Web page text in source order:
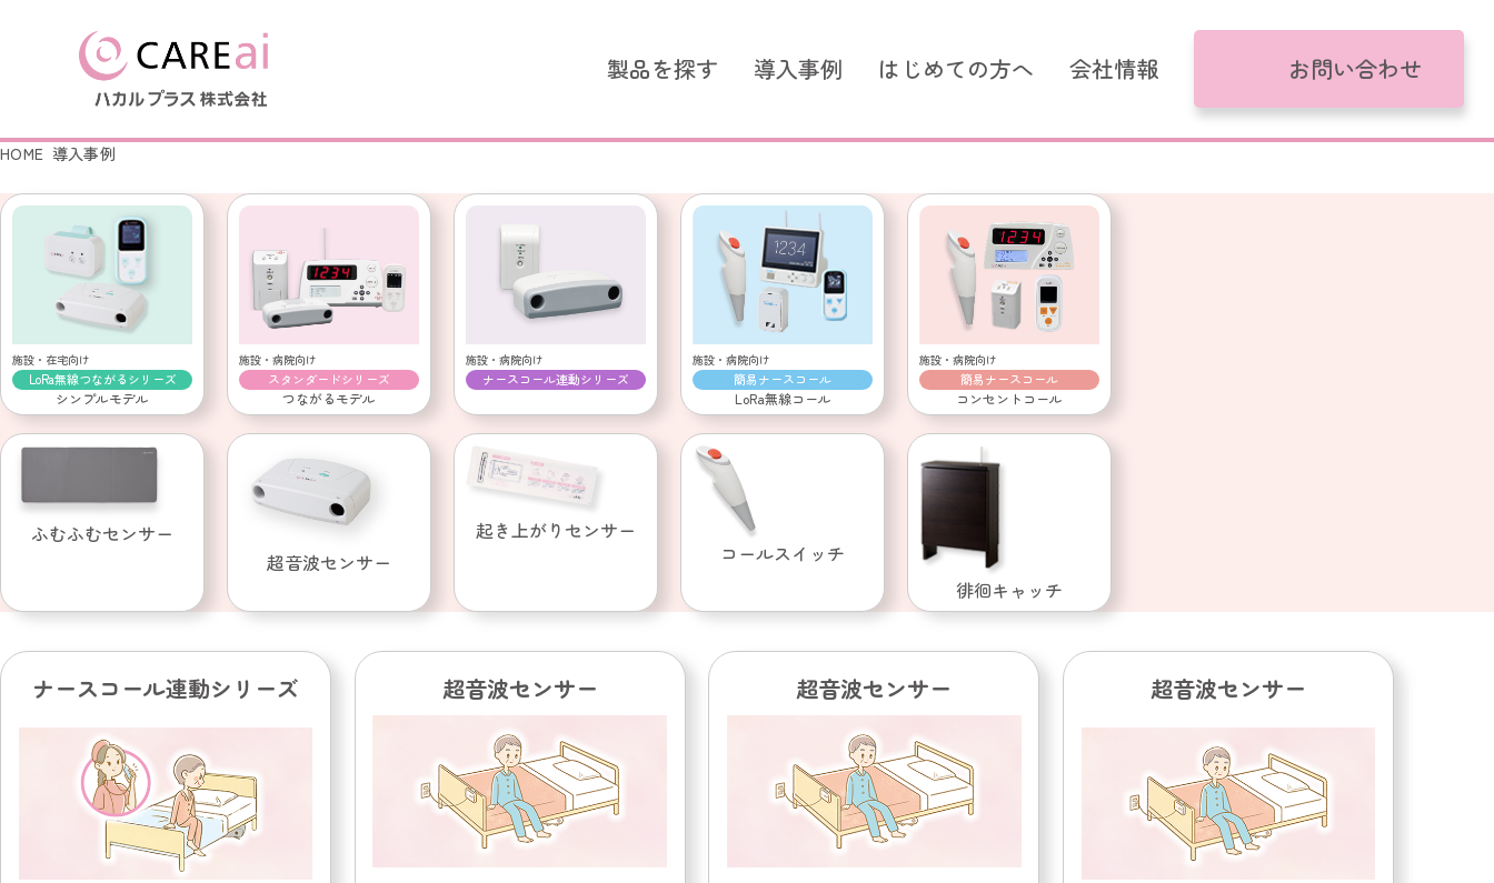
製品を探す
製品を探す
LoRa無線つながるシリーズ シンプルモデル
スタンダードシリーズ つながるモデル
ナースコール連動シリーズ
簡易ナースコール LoRa無線コール
簡易ナースコール コンセントコール
ふむふむセンサー
超音波センサー
起き上がりセンサー
コールスイッチ
徘徊キャッチ
導入事例
導入事例
LoRa無線つながるシリーズ
スタンダードシリーズ
ナースコール連動シリーズ
簡易ナースコール
ふむふむセンサー
超音波センサー
起き上がりセンサー
コールスイッチ
徘徊キャッチ
はじめての方へ
はじめての方へ
会社情報
会社情報
会社概要 選ばれる理由
お問い合わせ
HOME 導入事例
施設・在宅向け
LoRa無線つながるシリーズ
シンプルモデル
施設・病院向け
スタンダードシリーズ
つながるモデル
施設・病院向け
ナースコール連動シリーズ
施設・病院向け
簡易ナースコール
LoRa無線コール
施設・病院向け
簡易ナースコール
コンセントコール
ふむふむセンサー
超音波センサー
起き上がりセンサー
コールスイッチ
徘徊キャッチ
ナースコール連動シリーズ 超音波センサー 超音波センサー 超音波センサー